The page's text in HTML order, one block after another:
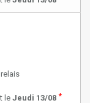
le Jeudi 13/08 *